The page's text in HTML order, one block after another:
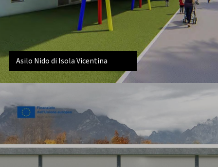
Asilo Nido di Isola Vicentina